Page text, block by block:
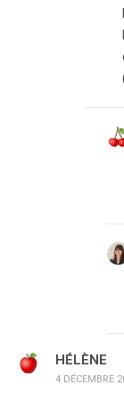
HÉLÈNE
4 DÉCEMBRE